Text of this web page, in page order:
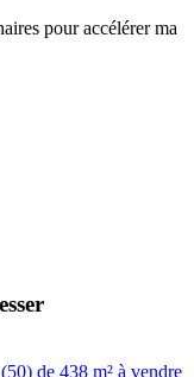
pour accélérer ma